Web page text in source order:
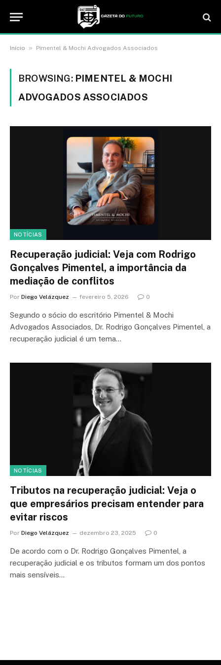
Início » Pimentel & Mochi Advogados Associados
BROWSING: PIMENTEL & MOCHI
ADVOGADOS ASSOCIADOS
NOTÍCIAS
Recuperação judicial: Veja com Rodrigo
Gonçalves Pimentel, a importância da
mediação de conflitos
Por Diego Velázquez fevereiro 5, 2026 0
Segundo o sócio do escritório Pimentel & Mochi
Advogados Associados, Dr. Rodrigo Gonçalves Pimentel, a
recuperação judicial é um tema…
NOTÍCIAS
Tributos na recuperação judicial: Veja o
que empresários precisam entender para
evitar riscos
Por Diego Velázquez dezembro 23, 2025 0
De acordo com o Dr. Rodrigo Gonçalves Pimentel, a
recuperação judicial e os tributos formam um dos pontos
mais sensíveis…